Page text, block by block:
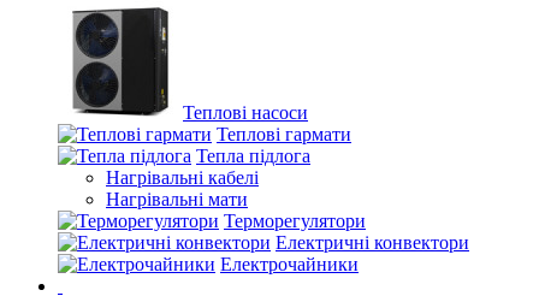
Теплові насоси
Теплові гармати
Тепла підлога
Нагрівальні кабелі
Нагрівальні мати
Терморегулятори
Електричні конвектори
Електрочайники